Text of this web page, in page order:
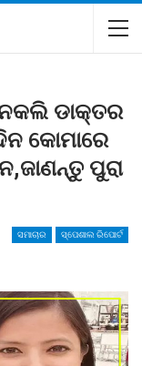
ନକଲି ଡାକ୍ତର
କୋମାରେ
ପୁରା
ସମାଚାର ସ୍ପେଶାଲ ରିପୋର୍ଟ